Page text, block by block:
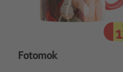
Fotomok